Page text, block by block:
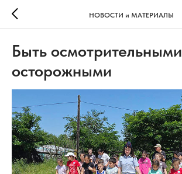
НОВОСТИ и МАТЕРИАЛЫ
Быть
осторожными